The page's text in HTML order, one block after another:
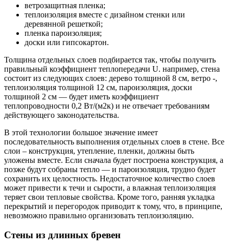
ветрозащитная пленка;
теплоизоляция вместе с дизайном стенки или
деревянной решеткой;
пленка пароизоляция;
доски или гипсокартон.
Толщина отдельных слоев подбирается так, чтобы получить
правильный коэффициент теплопередачи U. например, стена
состоит из следующих слоев: дерево толщиной 8 см, ветро -,
теплоизоляция толщиной 12 см, пароизоляция, доски
толщиной 2 см — будет иметь коэффициент
теплопроводности 0,2 Вт/(м2к) и не отвечает требованиям
действующего законодательства.
В этой технологии большое значение имеет
последовательность выполнения отдельных слоев в стене. Все
слои – конструкция, утепление, пленки, должны быть
уложены вместе. Если сначала будет построена конструкция, а
позже будут собраны тепло — и пароизоляция, трудно будет
сохранить их целостность. Недостаточное количество слоев
может привести к течи и сырости, а влажная теплоизоляция
теряет свои тепловые свойства. Кроме того, ранняя укладка
перекрытий и перегородок приводит к тому, что, в принципе,
невозможно правильно организовать теплоизоляцию.
Стены из длинных бревен